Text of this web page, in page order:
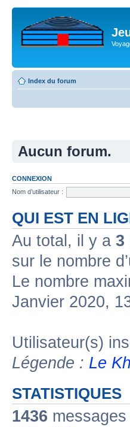
Index du forum
Aucun forum.
CONNEXION
Nom d’utilisateur :
QUI EST EN
Au total, il y a 3
sur le nombre
Le nombre
Janvier 2020,
Utilisateur(s)
Légende : Le
STATISTIQUES
1436 messages